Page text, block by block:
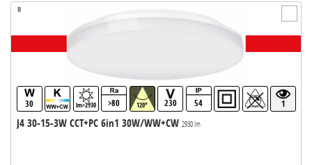
8
30 lm>2930 >80 120° 230 54 1
J4 30-15-3W CCT+PC 6in1 30W/WW+CW 2930 lm